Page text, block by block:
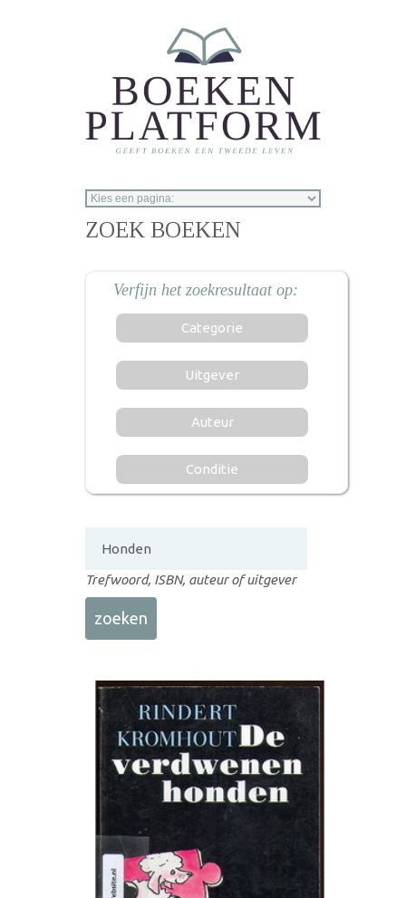
ZOEK BOEKEN
Categorie
Uitgever
Auteur
Conditie
Trefwoord, ISBN, auteur of uitgever